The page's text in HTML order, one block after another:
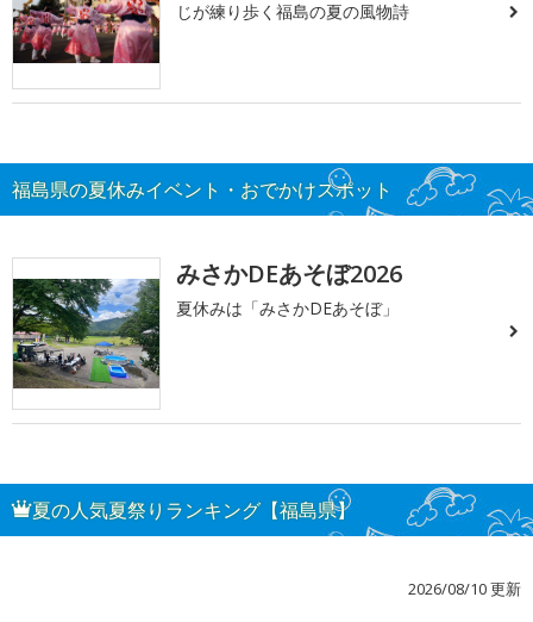
じが練り歩く福島の夏の風物詩
福島県の夏休みイベント・おでかけスポット
みさかDEあそぼ2026
夏休みは「みさかDEあそぼ」
夏の人気夏祭りランキング【福島県】
2026/08/10 更新